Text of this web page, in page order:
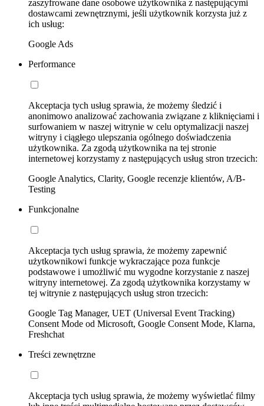
zaszyfrowane dane osobowe użytkownika z następującymi
dostawcami zewnętrznymi, jeśli użytkownik korzysta już z
ich usług:
Google Ads
Performance
Akceptacja tych usług sprawia, że możemy śledzić i
anonimowo analizować zachowania związane z kliknięciami i
surfowaniem w naszej witrynie w celu optymalizacji naszej
witryny i ciągłego ulepszania ogólnego doświadczenia
użytkownika. Za zgodą użytkownika na tej stronie
internetowej korzystamy z następujących usług stron trzecich:
Google Analytics, Clarity, Google recenzje klientów, A/B-
Testing
Funkcjonalne
Akceptacja tych usług sprawia, że możemy zapewnić
użytkownikowi funkcje wykraczające poza funkcje
podstawowe i umożliwić mu wygodne korzystanie z naszej
witryny internetowej. Za zgodą użytkownika korzystamy w
tej witrynie z następujących usług stron trzecich:
Google Tag Manager, UET (Universal Event Tracking)
Consent Mode od Microsoft, Google Consent Mode, Klarna,
Freshchat
Treści zewnętrzne
Akceptacja tych usług sprawia, że możemy wyświetlać filmy